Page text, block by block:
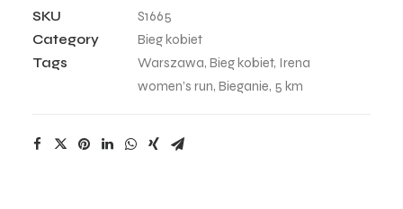
-
60
quantity
SKU
S1665
Category
Bieg kobiet
Tags
Warszawa, Bieg kobiet, Irena
women’s run, Bieganie, 5 km